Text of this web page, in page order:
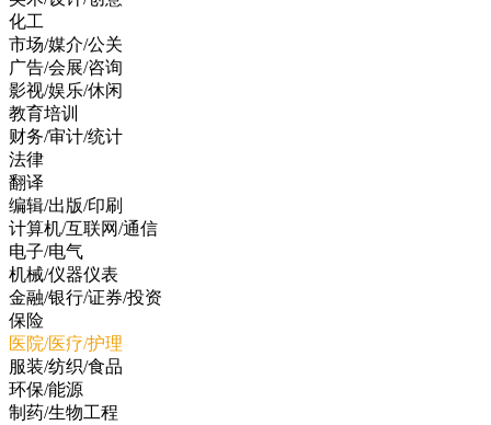
化工
市场/媒介/公关
广告/会展/咨询
影视/娱乐/休闲
教育培训
财务/审计/统计
法律
翻译
编辑/出版/印刷
计算机/互联网/通信
电子/电气
机械/仪器仪表
金融/银行/证券/投资
保险
医院/医疗/护理
服装/纺织/食品
环保/能源
制药/生物工程